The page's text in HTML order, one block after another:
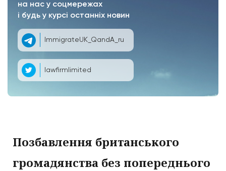
на нас у соцмережах
і будь у курсі останніх новин
ImmigrateUK_QandA_ru
lawfirmlimited
Позбавлення британського
громадянства без попереднього